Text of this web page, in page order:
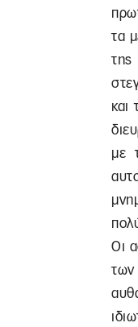
τα
της
και
με
Οι